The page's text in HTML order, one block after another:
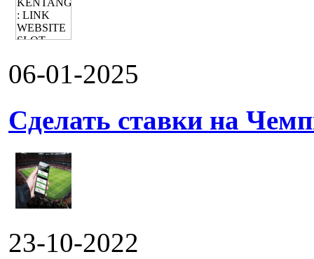
06-01-2025
Сделать ставки на
23-10-2022